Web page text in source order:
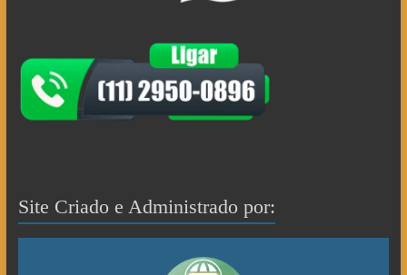
Site Criado e Administrado por: